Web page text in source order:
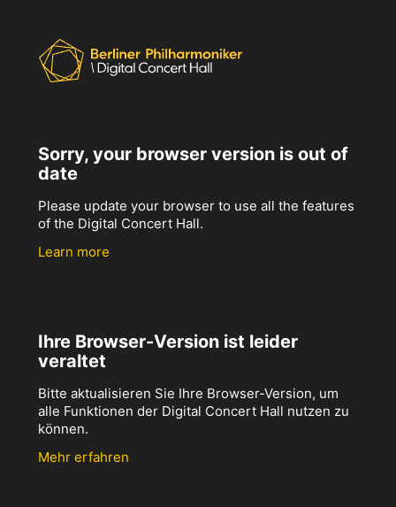
Sorry, your browser version is out of
date
Please update your browser to use all the features
of the Digital Concert Hall.
Learn more
Ihre Browser-Version ist leider
veraltet
Bitte aktualisieren Sie Ihre Browser-Version, um
alle Funktionen der Digital Concert Hall nutzen zu
können.
Mehr erfahren